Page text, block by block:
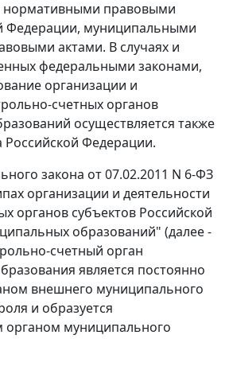
правовыми
Федерации, муниципальными
актами. В случаях и
федеральными законами,
организации и
счетных органов
осуществляется также
Российской Федерации.
закона от 07.02.2011 N 6-ФЗ
организации и деятельности
органов субъектов Российской
образований" (далее -
счетный орган
является постоянно
внешнего муниципального
и образуется
органом муниципального